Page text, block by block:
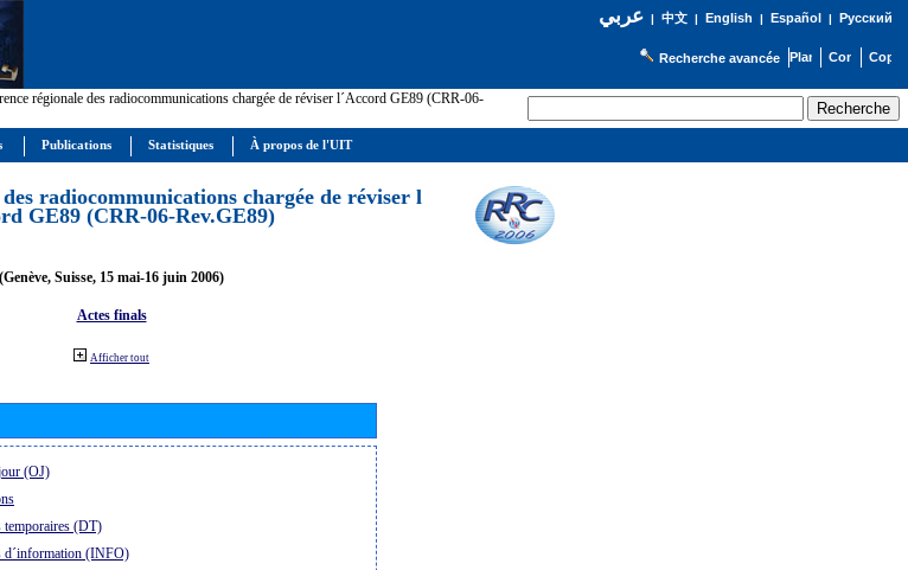
عربي| 中文| English | Español | Русский
Recherche avancée
régionale des radiocommunications chargée de réviser l´Accord GE89 (CRR-06-
radiocommunications chargée de réviser l
GE89 (CRR-06-Rev.GE89)
(Genève, Suisse, 15 mai-16 juin 2006)
Actes finals
Afficher tout
(OJ)
temporaires (DT)
d´information (INFO)
Publications Statistiques À propos de l'UIT